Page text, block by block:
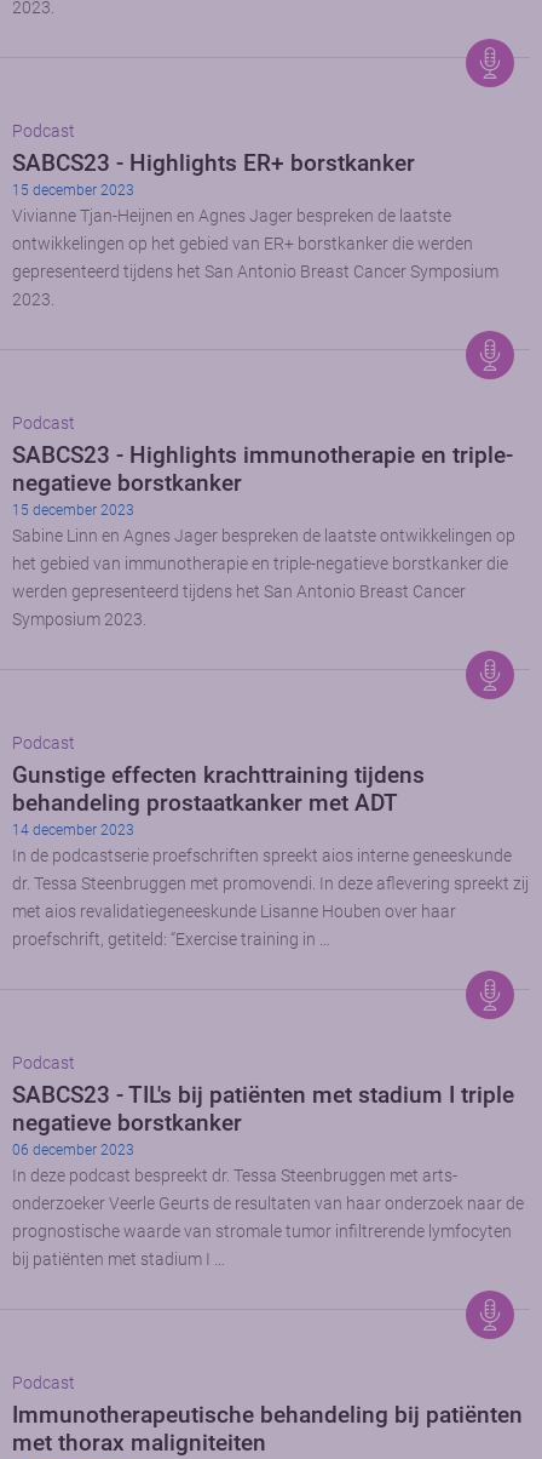
2023.
Podcast
SABCS23 - Highlights ER+ borstkanker
15 december 2023
Vivianne Tjan-Heijnen en Agnes Jager bespreken de laatste
ontwikkelingen op het gebied van ER+ borstkanker die werden
gepresenteerd tijdens het San Antonio Breast Cancer Symposium
2023.
Podcast
SABCS23 - Highlights immunotherapie en triple-
negatieve borstkanker
15 december 2023
Sabine Linn en Agnes Jager bespreken de laatste ontwikkelingen op
het gebied van immunotherapie en triple-negatieve borstkanker die
werden gepresenteerd tijdens het San Antonio Breast Cancer
Symposium 2023.
Podcast
Gunstige effecten krachttraining tijdens
behandeling prostaatkanker met ADT
14 december 2023
In de podcastserie proefschriften spreekt aios interne geneeskunde
dr. Tessa Steenbruggen met promovendi. In deze aflevering spreekt zij
met aios revalidatiegeneeskunde Lisanne Houben over haar
proefschrift, getiteld: “Exercise training in …
Podcast
SABCS23 - TIL's bij patiënten met stadium I triple
negatieve borstkanker
06 december 2023
In deze podcast bespreekt dr. Tessa Steenbruggen met arts-
onderzoeker Veerle Geurts de resultaten van haar onderzoek naar de
prognostische waarde van stromale tumor infiltrerende lymfocyten
bij patiënten met stadium I …
Podcast
Immunotherapeutische behandeling bij patiënten
met thorax maligniteiten